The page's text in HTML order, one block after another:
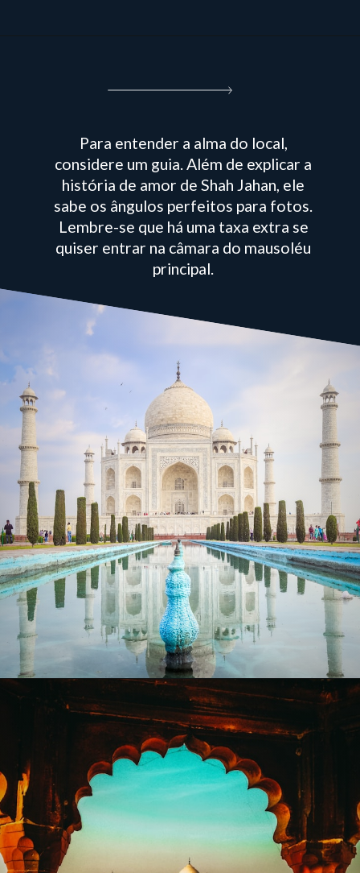
Para entender a alma do local,
considere um guia. Além de explicar a
história de amor de Shah Jahan, ele
sabe os ângulos perfeitos para fotos.
Lembre-se que há uma taxa extra se
quiser entrar na câmara do mausoléu
principal.